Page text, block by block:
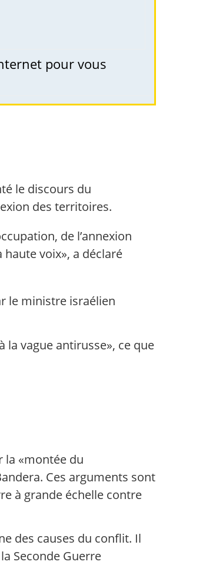
pour vous
le discours du
des territoires.
de l’annexion
voix», a déclaré
le ministre israélien
la vague antirusse», ce que
la «montée du
Ces arguments sont
à grande échelle contre
des causes du conflit. Il
Seconde Guerre